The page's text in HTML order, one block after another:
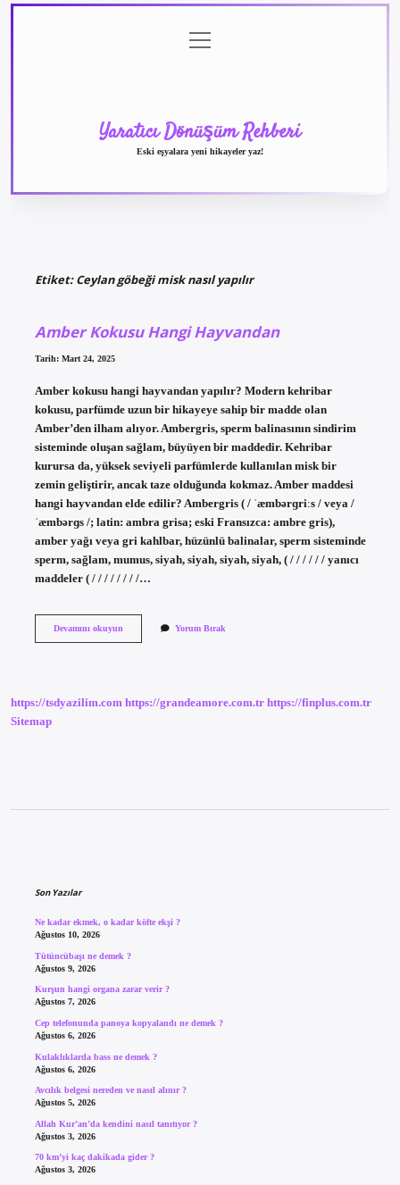
menüyü
aç
Yaratıcı Dönüşüm Rehberi
Eski eşyalara yeni hikayeler yaz!
Etiket:Ceylan göbeği misk nasıl yapılır
Amber Kokusu Hangi Hayvandan
Tarih: Mart 24, 2025
Amber kokusu hangi hayvandan yapılır? Modern kehribar
kokusu, parfümde uzun bir hikayeye sahip bir madde olan
Amber’den ilham alıyor. Ambergris, sperm balinasının sindirim
sisteminde oluşan sağlam, büyüyen bir maddedir. Kehribar
kurursa da, yüksek seviyeli parfümlerde kullanılan misk bir
zemin geliştirir, ancak taze olduğunda kokmaz. Amber maddesi
hangi hayvandan elde edilir? Ambergris ( / ˈæmbərɡriːs / veya /
ˈæmbərɡs /; latin: ambra grisa; eski Fransızca: ambre gris),
amber yağı veya gri kahlbar, hüzünlü balinalar, sperm sisteminde
sperm, sağlam, mumus, siyah, siyah, siyah, siyah, ( / / / / / / yanıcı
maddeler ( / / / / / / / /…
Devamını okuyunAmber
Yorum Bırak
https://tsdyazilim.com https://grandeamore.com.tr https://finplus.com.tr
Sitemap
Son Yazılar
Ne kadar ekmek, o kadar köfte ekşi ?
Ağustos 10, 2026
Tütüncübaşı ne demek ?
Ağustos 9, 2026
Kurşun hangi organa zarar verir ?
Ağustos 7, 2026
Cep telefonunda panoya kopyalandı ne demek ?
Ağustos 6, 2026
Kulaklıklarda bass ne demek ?
Ağustos 6, 2026
Avcılık belgesi nereden ve nasıl alınır ?
Ağustos 5, 2026
Allah Kur’an’da kendini nasıl tanıtıyor ?
Ağustos 3, 2026
70 km’yi kaç dakikada gider ?
Ağustos 3, 2026